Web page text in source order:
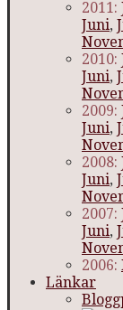
2011:
Juni,
2010:
Juni,
2009:
Juni,
2008:
Juni,
2007:
Juni,
2006:
Länkar